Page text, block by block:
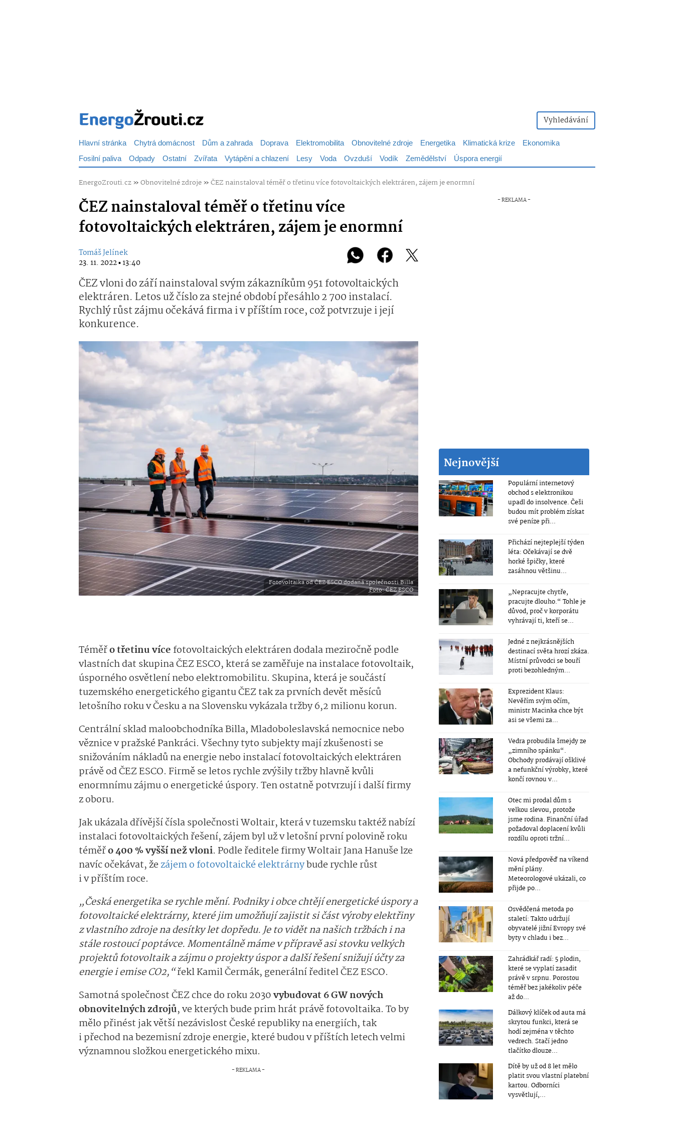
Vyhledávání
Hlavní stránka Chytrá domácnost Dům a zahrada Doprava Elektromobilita Obnovitelné zdroje Energetika Klimatická krize
Ekonomika
Fosilní paliva Odpady Ostatní Zvířata Vytápění a chlazení Lesy Voda Ovzduší Vodík Zemědělství Úspora energií
EnergoZrouti.cz»Obnovitelné zdroje»ČEZ nainstaloval téměř o třetinu více fotovoltaických elektráren, zájem je enormní
ČEZ nainstaloval téměř o třetinu více
fotovoltaických elektráren, zájem je enormní
Tomáš Jelínek
23. 11. 2022 ▪ 13:40
ČEZ vloni do září nainstaloval svým zákazníkům 951 fotovoltaických
elektráren. Letos už číslo za stejné období přesáhlo 2 700 instalací.
Rychlý růst zájmu očekává firma i v příštím roce, což potvrzuje i její
konkurence.
Fotovoltaika od ČEZ ESCO dodaná společnosti Billa
Foto: ČEZ ESCO
Téměřo třetinu více fotovoltaických elektráren dodala meziročně podle
vlastních dat skupina ČEZ ESCO, která se zaměřuje na instalace fotovoltaik,
úsporného osvětlení nebo elektromobilitu. Skupina, která je součástí
tuzemského energetického gigantu ČEZ tak za prvních devět měsíců
letošního roku v Česku a na Slovensku vykázala tržby 6,2 milionu korun.
Centrální sklad maloobchodníka Billa, Mladoboleslavská nemocnice nebo
věznice v pražské Pankráci. Všechny tyto subjekty mají zkušenosti se
snižováním nákladů na energie nebo instalací fotovoltaických elektráren
právě od ČEZ ESCO. Firmě se letos rychle zvýšily tržby hlavně kvůli
enormnímu zájmu o energetické úspory. Ten ostatně potvrzují i další firmy
z oboru.
Jak ukázala dřívější čísla společnosti Woltair, která v tuzemsku taktéž nabízí
instalaci fotovoltaických řešení, zájem byl už v letošní první polovině roku
téměřo 400 % vyšší než vloni. Podle ředitele firmy Woltair Jana Hanuše lze
navíc očekávat, žezájem o fotovoltaické elektrárnybude rychle růst
i v příštím roce.
„Česká energetika se rychle mění. Podniky i obce chtějí energetické úspory a
fotovoltaické elektrárny, které jim umožňují zajistit si část výroby elektřiny
z vlastního zdroje na desítky let dopředu. Je to vidět na našich tržbách i na
stále rostoucí poptávce. Momentálně máme v přípravě asi stovku velkých
projektů fotovoltaik a zájmu o projekty úspor a další řešení snižují účty za
energie i emise CO2,“řekl Kamil Čermák, generální ředitel ČEZ ESCO.
Samotná společnost ČEZ chce do roku 2030vybudovat 6 GW nových
obnovitelných zdrojů, ve kterých bude prim hrát právě fotovoltaika. To by
mělo přinést jak větší nezávislost České republiky na energiích, tak
i přechod na bezemisní zdroje energie, které budou v příštích letech velmi
významnou složkou energetického mixu.
Nejnovější
Populární internetový
obchod s elektronikou
upadl do insolvence. Češi
budou mít problém získat
své peníze při...
Přichází nejteplejší týden
léta: Očekávají se dvě
horké špičky, které
zasáhnou většinu...
„Nepracujte chytře,
pracujte dlouho.“ Tohle je
důvod, proč v korporátu
vyhrávají ti, kteří se...
Jedné z nejkrásnějších
destinací světa hrozí zkáza.
Místní průvodci se bouří
proti bezohledným...
Exprezident Klaus:
Nevěřím svým očím,
ministr Macinka chce být
asi se všemi za...
Vedra probudila šmejdy ze
„zimního spánku“.
Obchody prodávají ošklivé
a nefunkční výrobky, které
končí rovnou v...
Otec mi prodal dům s
velkou slevou, protože
jsme rodina. Finanční úřad
požadoval doplacení kvůli
rozdílu oproti tržní...
Nová předpověď na víkend
mění plány.
Meteorologové ukázali, co
přijde po...
Osvědčená metoda po
staletí: Takto udržují
obyvatelé jižní Evropy své
byty v chladu i bez...
Zahrádkář radí: 5 plodin,
které se vyplatí zasadit
právě v srpnu. Porostou
téměř bez jakékoliv péče
až do...
Dálkový klíček od auta má
skrytou funkci, která se
hodí zejména v těchto
vedrech. Stačí jedno
tlačítko dlouze...
Dítě by už od 8 let mělo
platit svou vlastní platební
kartou. Odborníci
vysvětlují,...